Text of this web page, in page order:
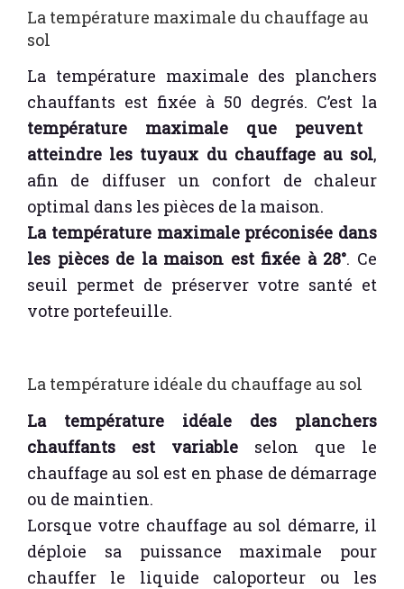
La température maximale du chauffage au
sol
La température maximale des planchers
chauffants est fixée à 50 degrés. C’est la
température maximale que peuvent
atteindre les tuyaux du chauffage au sol,
afin de diffuser un confort de chaleur
optimal dans les pièces de la maison.
La température maximale préconisée dans
les pièces de la maison est fixée à 28°. Ce
seuil permet de préserver votre santé et
votre portefeuille.
La température idéale du chauffage au sol
La température idéale des planchers
chauffants est variable selon que le
chauffage au sol est en phase de démarrage
ou de maintien.
Lorsque votre chauffage au sol démarre, il
déploie sa puissance maximale pour
chauffer le liquide caloporteur ou les